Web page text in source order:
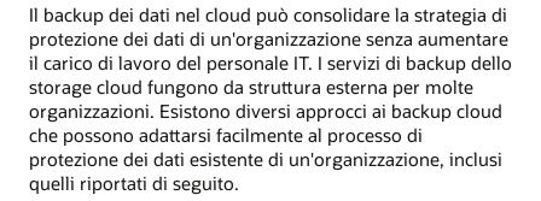
Il backup dei dati nel cloud può consolidare la strategia di
protezione dei dati di un'organizzazione senza aumentare
il carico di lavoro del personale IT. I servizi di backup dello
storage cloud fungono da struttura esterna per molte
organizzazioni. Esistono diversi approcci ai backup cloud
che possono adattarsi facilmente al processo di
protezione dei dati esistente di un'organizzazione, inclusi
quelli riportati di seguito.